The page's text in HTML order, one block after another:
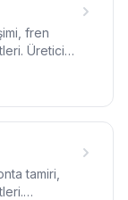
fren
Üretici
tamiri,